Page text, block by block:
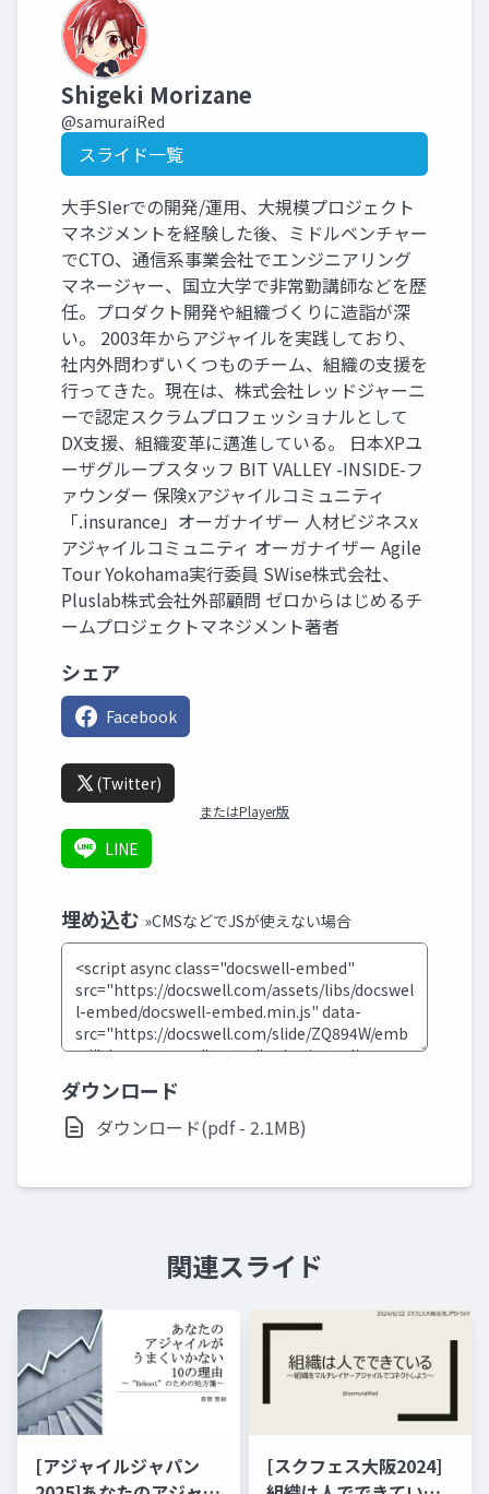
Shigeki Morizane
@samuraiRed
スライド一覧
大手SIerでの開発/運用、大規模プロジェクト
マネジメントを経験した後、ミドルベンチャー
でCTO、通信系事業会社でエンジニアリング
マネージャー、国立大学で非常勤講師などを歴
任。プロダクト開発や組織づくりに造詣が深
い。 2003年からアジャイルを実践しており、
社内外問わずいくつものチーム、組織の支援を
行ってきた。現在は、株式会社レッドジャーニ
ーで認定スクラムプロフェッショナルとして
DX支援、組織変革に邁進している。 日本XPユ
ーザグループスタッフ BIT VALLEY -INSIDE-フ
ァウンダー 保険xアジャイルコミュニティ
「.insurance」オーガナイザー 人材ビジネスx
アジャイルコミュニティ オーガナイザー Agile
Tour Yokohama実行委員 SWise株式会社、
Pluslab株式会社外部顧問 ゼロからはじめるチ
ームプロジェクトマネジメント著者
シェア
Facebook
(Twitter)
またはPlayer版
LINE
埋め込む »CMSなどでJSが使えない場合
ダウンロード
ダウンロード(pdf - 2.1MB)
関連スライド
[アジャイルジャパン
[スクフェス大阪2024]